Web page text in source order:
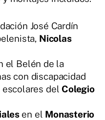
José Cardín
Nicolas
el Belén de la
con discapacidad
del Colegio
en el Monasterio